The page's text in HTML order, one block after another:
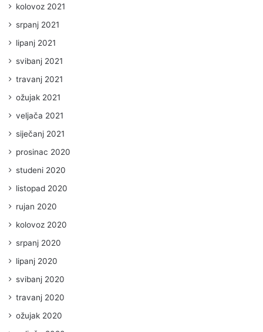
kolovoz 2021
srpanj 2021
lipanj 2021
svibanj 2021
travanj 2021
ožujak 2021
veljača 2021
siječanj 2021
prosinac 2020
studeni 2020
listopad 2020
rujan 2020
kolovoz 2020
srpanj 2020
lipanj 2020
svibanj 2020
travanj 2020
ožujak 2020